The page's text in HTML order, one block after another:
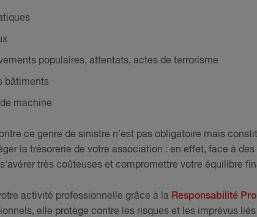
populaires, attentats, actes de terrorisme
bâtiments
machine
ce genre de sinistre n'est pas obligatoire mais
la trésorerie de votre association : en effet, face à
très coûteuses et compromettre votre équilibre
activité professionnelle grâce à la Responsabilité
elle protège contre les risques et les imprévus